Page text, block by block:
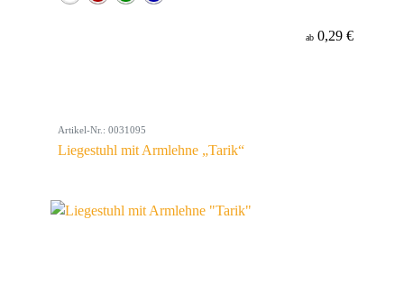
ab 0,29 €
Artikel-Nr.: 0031095
Liegestuhl mit Armlehne „Tarik“